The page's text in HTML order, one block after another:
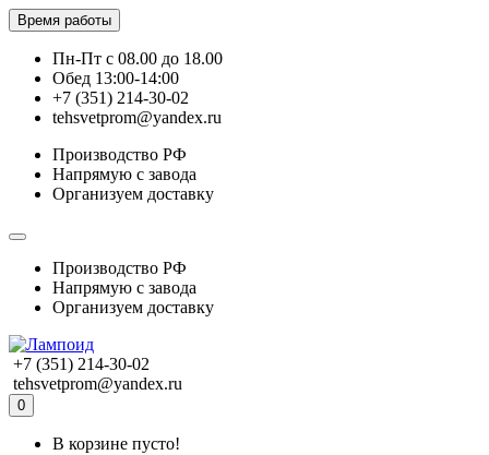
Время работы
Пн-Пт с 08.00 до 18.00
Обед 13:00-14:00
+7 (351) 214-30-02
tehsvetprom@yandex.ru
Производство РФ
Напрямую с завода
Организуем доставку
Производство РФ
Напрямую с завода
Организуем доставку
+7 (351) 214-30-02
tehsvetprom@yandex.ru
0
В корзине пусто!